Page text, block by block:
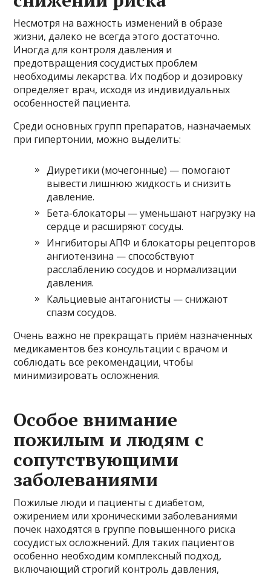
Несмотря на важность изменений в образе
жизни, далеко не всегда этого достаточно.
Иногда для контроля давления и
предотвращения сосудистых проблем
необходимы лекарства. Их подбор и дозировку
определяет врач, исходя из индивидуальных
особенностей пациента.
Среди основных групп препаратов, назначаемых
при гипертонии, можно выделить:
Диуретики (мочегонные) — помогают
вывести лишнюю жидкость и снизить
давление.
Бета-блокаторы — уменьшают нагрузку на
сердце и расширяют сосуды.
Ингибиторы АПФ и блокаторы рецепторов
ангиотензина — способствуют
расслаблению сосудов и нормализации
давления.
Кальциевые антагонисты — снижают
спазм сосудов.
Очень важно не прекращать приём назначенных
медикаментов без консультации с врачом и
соблюдать все рекомендации, чтобы
минимизировать осложнения.
Особое внимание
пожилым и людям с
сопутствующими
заболеваниями
Пожилые люди и пациенты с диабетом,
ожирением или хроническими заболеваниями
почек находятся в группе повышенного риска
сосудистых осложнений. Для таких пациентов
особенно необходим комплексный подход,
включающий строгий контроль давления,